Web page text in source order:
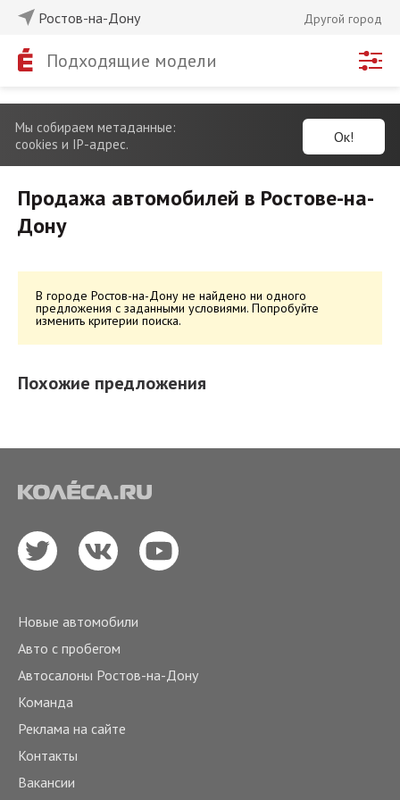
Ростов-на-Дону Другой город
Подходящие модели
Мы собираем метаданные:
cookies и IP-адрес.
Ок!
Продажа автомобилей в Ростове-на-
Дону
В городе Ростов-на-Дону не найдено ни одного
предложения с заданными условиями. Попробуйте
изменить критерии поиска.
Похожие предложения
Новые автомобили
Авто с пробегом
Автосалоны Ростов-на-Дону
Команда
Реклама на сайте
Контакты
Вакансии